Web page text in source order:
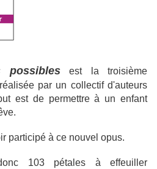
possibles
est la troisième
par un collectif d'auteurs
est de permettre à un enfant
participé à ce nouvel opus.
103 pétales à effeuiller